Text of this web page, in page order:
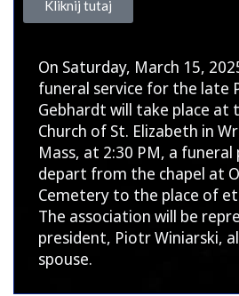
Kliknij tutaj
On Saturday, March 15,
funeral service for the late
Gebhardt will take place at
Church of St. Elizabeth in
Mass, at 2:30 PM, a funeral
depart from the chapel at
Cemetery to the place of
The association will be
president, Piotr Winiarski,
spouse.